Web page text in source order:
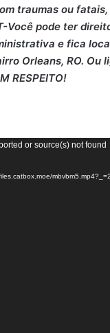
traumas ou
Você pode ter
e fica
Orleans, RO.
RESPEITO!
or source(s) not found
mbvbm5.mp4?_=2